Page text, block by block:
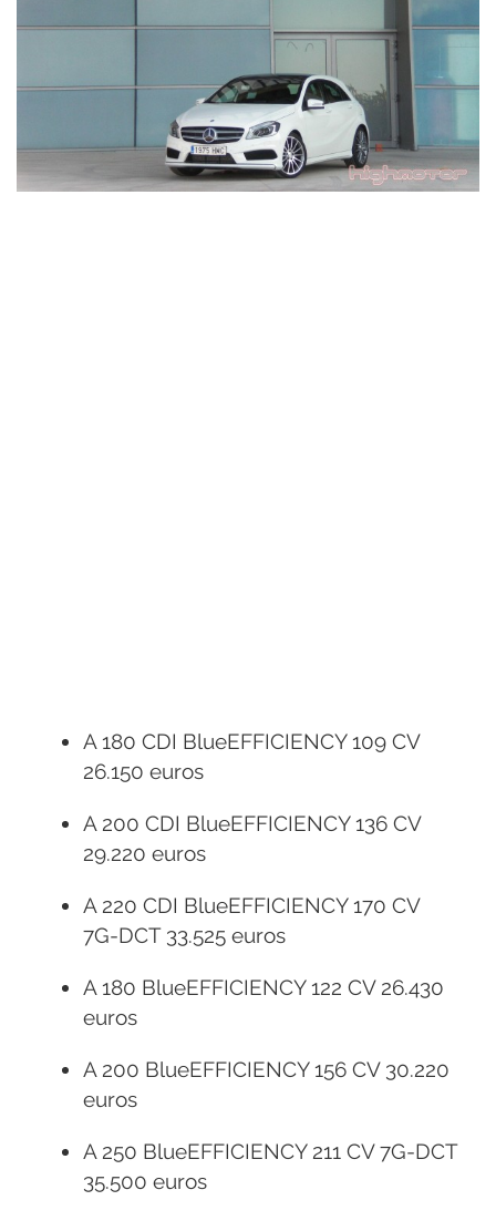
A 180 CDI BlueEFFICIENCY 109 CV
26.150 euros
A 200 CDI BlueEFFICIENCY 136 CV
29.220 euros
A 220 CDI BlueEFFICIENCY 170 CV
7G-DCT 33.525 euros
A 180 BlueEFFICIENCY 122 CV 26.430
euros
A 200 BlueEFFICIENCY 156 CV 30.220
euros
A 250 BlueEFFICIENCY 211 CV 7G-DCT
35.500 euros